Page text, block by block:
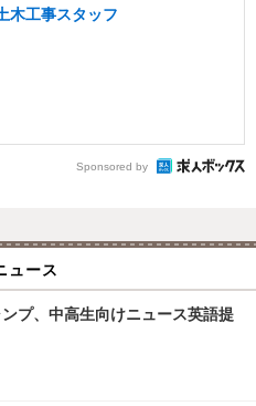
木工事スタッフ
Sponsored by
ュース
プ、中高生向けニュース英語提